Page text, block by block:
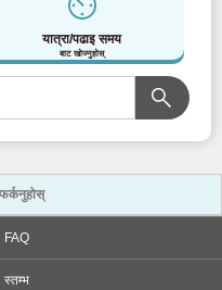
यात्रा/पढाइ समय
बाट खोज्नुहोस्
FAQ
स्तम्भ